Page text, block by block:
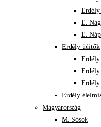
Erdély
E.
E.
Erdély üditők
Erdély
Erdély
Erdély
Magyarország
M. Sósok